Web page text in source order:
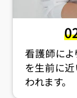
看護師によ
を生前に
われます。